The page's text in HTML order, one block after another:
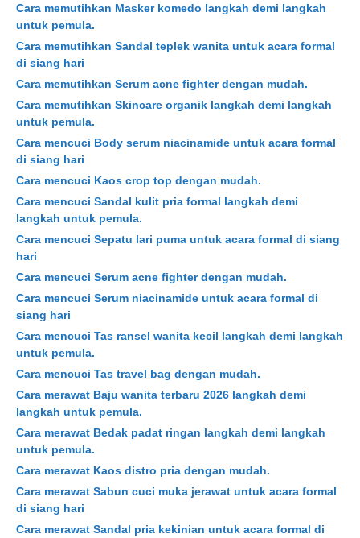
Cara memutihkan Masker komedo langkah demi langkah
untuk pemula.
Cara memutihkan Sandal teplek wanita untuk acara formal
di siang hari
Cara memutihkan Serum acne fighter dengan mudah.
Cara memutihkan Skincare organik langkah demi langkah
untuk pemula.
Cara mencuci Body serum niacinamide untuk acara formal
di siang hari
Cara mencuci Kaos crop top dengan mudah.
Cara mencuci Sandal kulit pria formal langkah demi
langkah untuk pemula.
Cara mencuci Sepatu lari puma untuk acara formal di siang
hari
Cara mencuci Serum acne fighter dengan mudah.
Cara mencuci Serum niacinamide untuk acara formal di
siang hari
Cara mencuci Tas ransel wanita kecil langkah demi langkah
untuk pemula.
Cara mencuci Tas travel bag dengan mudah.
Cara merawat Baju wanita terbaru 2026 langkah demi
langkah untuk pemula.
Cara merawat Bedak padat ringan langkah demi langkah
untuk pemula.
Cara merawat Kaos distro pria dengan mudah.
Cara merawat Sabun cuci muka jerawat untuk acara formal
di siang hari
Cara merawat Sandal pria kekinian untuk acara formal di